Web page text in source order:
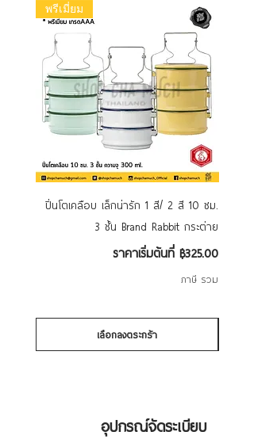
พรีเมี่ยม
ปิ่นโตเคลือบ เล็กน่ารัก 1 สี/ 2 สี 10 ซม.
3 ชั้น Brand Rabbit กระต่าย
ราคาเริ่มต้นที่ ฿325.00
ราคาขายลด
ภาษี รวม
เลือกลงตระกร้า
อุปกรณ์จัดระเบียบ